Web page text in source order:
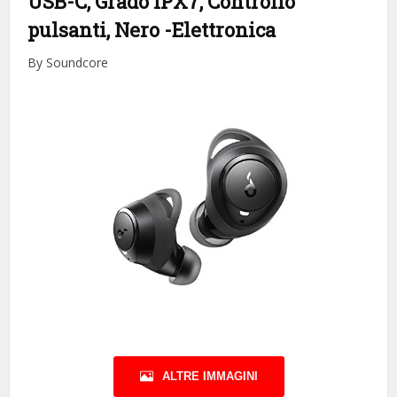
pulsanti, Nero -Elettronica
By Soundcore
ALTRE IMMAGINI